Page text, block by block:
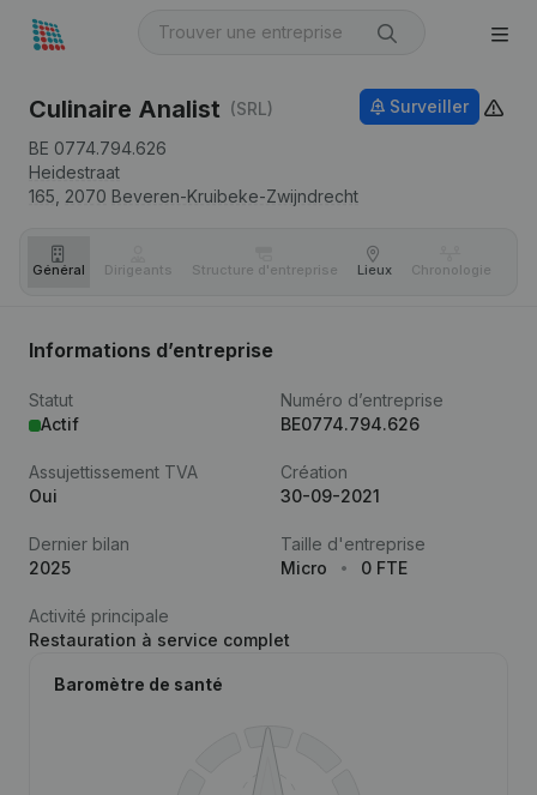
Culinaire Analist (SRL)
BE 0774.794.626
Heidestraat
165, 2070 Beveren-Kruibeke-Zwijndrecht
Surveiller
Général Dirigeants Structure d'entreprise Lieux Chronologie
Informations d’entreprise
Statut
Actif
Numéro d’entreprise
BE0774.794.626
Assujettissement TVA
Oui
Création
30-09-2021
Dernier bilan
2025
Taille d'entreprise
Micro
0 FTE
Activité principale
Restauration à service complet
Baromètre de santé